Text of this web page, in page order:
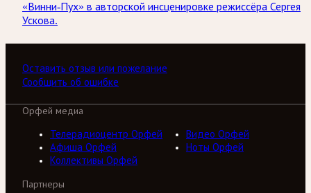
«Винни-Пух» в авторской инсценировке режиссёра Сергея
Ускова.
Оставить отзыв или пожелание
Сообщить об ошибке
Орфей медиа
Телерадиоцентр Орфей
Видео Орфей
Афиша Орфей
Ноты Орфей
Коллективы Орфей
Партнеры